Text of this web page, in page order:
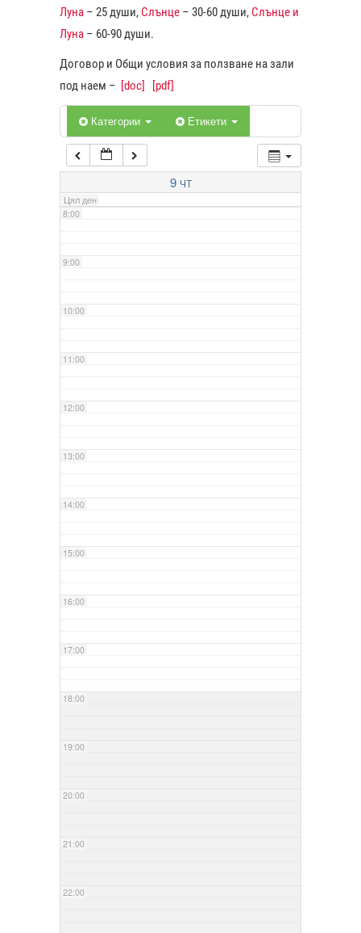
Луна – 25 души, Слънце – 30-60 души, Слънце и
Луна – 60-90 души.
Договор и Общи условия за ползване на зали
под наем – [doc] [pdf]
Категории Етикети
9 ЧТ
Цял ден
4:00
5:00
7:00
8:00
9:00
10:00
11:00
12:00
13:00
14:00
15:00
16:00
17:00
18:00
19:00
20:00
21:00
22:00